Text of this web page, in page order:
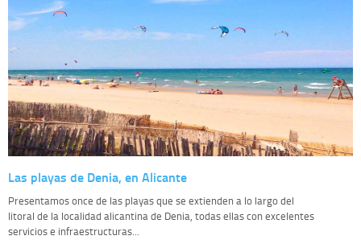
Las playas de Denia, en Alicante
Presentamos once de las playas que se extienden a lo largo del
litoral de la localidad alicantina de Denia, todas ellas con excelentes
servicios e infraestructuras...